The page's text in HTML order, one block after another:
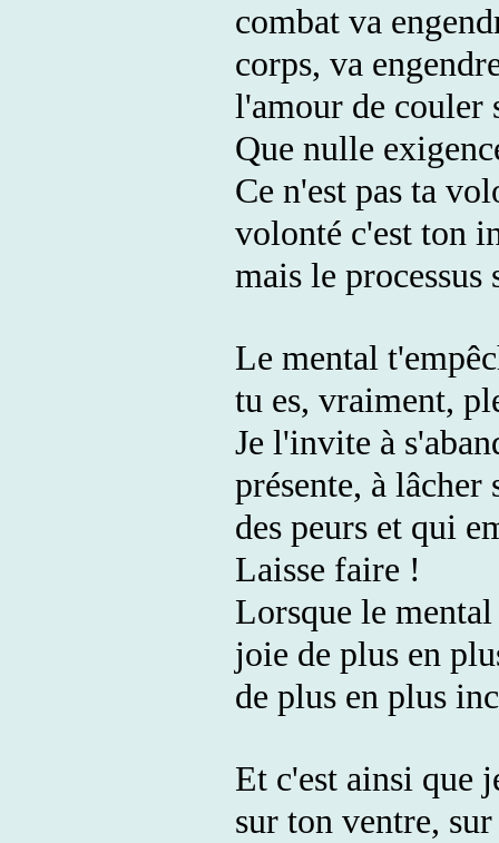
combat va
corps, va
l'amour de couler
Que nulle
Ce n'est pas ta
volonté c'est ton
mais le
Le mental
tu es, vraiment,
Je l'invite à
présente, à
des peurs et qui
Laisse faire !
Lorsque le
joie de plus en
de plus en plus
Et c'est ainsi que
sur ton ventre,